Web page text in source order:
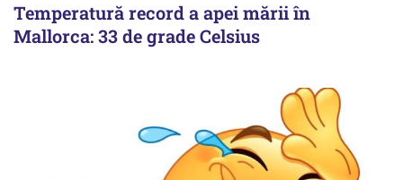
Temperatură record a apei mării în
Mallorca: 33 de grade Celsius